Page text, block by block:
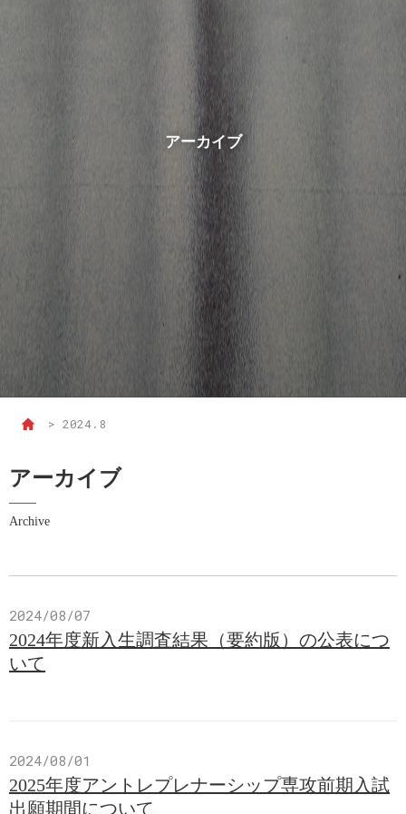
アーカイブ
> 2024.8
アーカイブ
Archive
2024/08/07
2024年度新入生調査結果（要約版）の公表につ
いて
2024/08/01
2025年度アントレプレナーシップ専攻前期入試
出願期間について